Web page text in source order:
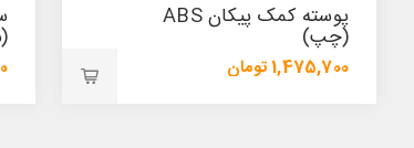
سیبک طبق پژو 206 و 207
(سمت راست)
957,000 تومان 1,009,500 تومان